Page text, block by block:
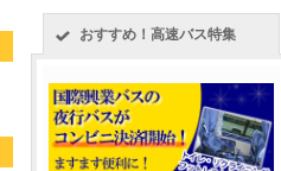
おすすめ！高速バス特集